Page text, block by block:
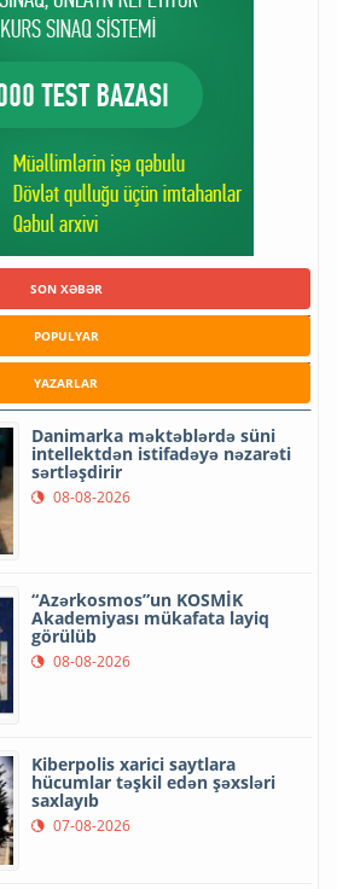
SON XƏBƏR
POPULYAR
YAZARLAR
Danimarka məktəblərdə süni
intellektdən istifadəyə nəzarəti
sərtləşdirir
08-08-2026
“Azərkosmos”un KOSMİK
Akademiyası mükafata layiq
görülüb
08-08-2026
Kiberpolis xarici saytlara
hücumlar təşkil edən şəxsləri
saxlayıb
07-08-2026